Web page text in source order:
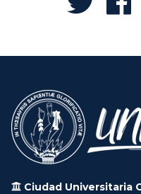
Ciudad Universitaria